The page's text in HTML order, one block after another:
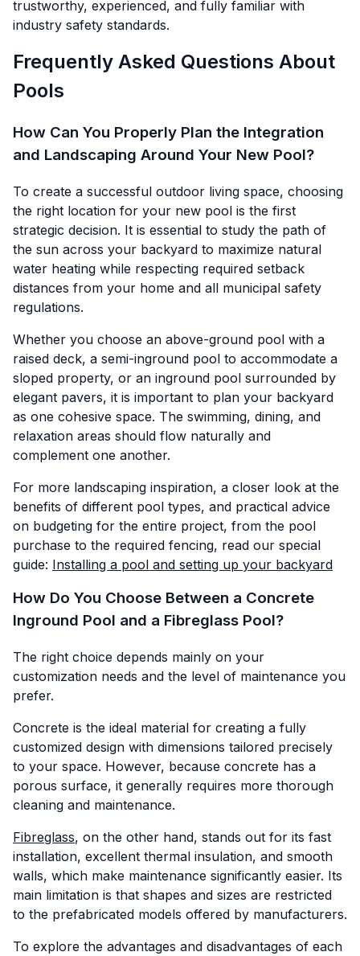
trustworthy, experienced, and fully familiar with
industry safety standards.
Frequently Asked Questions About
Pools
How Can You Properly Plan the Integration
and Landscaping Around Your New Pool?
To create a successful outdoor living space, choosing
the right location for your new pool is the first
strategic decision. It is essential to study the path of
the sun across your backyard to maximize natural
water heating while respecting required setback
distances from your home and all municipal safety
regulations.
Whether you choose an above-ground pool with a
raised deck, a semi-inground pool to accommodate a
sloped property, or an inground pool surrounded by
elegant pavers, it is important to plan your backyard
as one cohesive space. The swimming, dining, and
relaxation areas should flow naturally and
complement one another.
For more landscaping inspiration, a closer look at the
benefits of different pool types, and practical advice
on budgeting for the entire project, from the pool
purchase to the required fencing, read our special
guide: Installing a pool and setting up your backyard
How Do You Choose Between a Concrete
Inground Pool and a Fibreglass Pool?
The right choice depends mainly on your
customization needs and the level of maintenance you
prefer.
Concrete is the ideal material for creating a fully
customized design with dimensions tailored precisely
to your space. However, because concrete has a
porous surface, it generally requires more thorough
cleaning and maintenance.
Fibreglass, on the other hand, stands out for its fast
installation, excellent thermal insulation, and smooth
walls, which make maintenance significantly easier. Its
main limitation is that shapes and sizes are restricted
to the prefabricated models offered by manufacturers.
To explore the advantages and disadvantages of each